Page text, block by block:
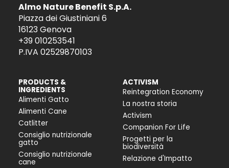
Almo Nature Benefit S.p.A.
Piazza dei Giustiniani 6
16123 Genova
+39 010253541
P.IVA 02529870103
PRODUCTS &
INGREDIENTS
Alimenti Gatto
Alimenti Cane
Catlitter
Consiglio nutrizionale
gatto
Consiglio nutrizionale
cane
ACTIVISM
Reintegration Economy
La nostra storia
Activism
Companion For Life
Progetti per la
biodiversità
Relazione d'Impatto